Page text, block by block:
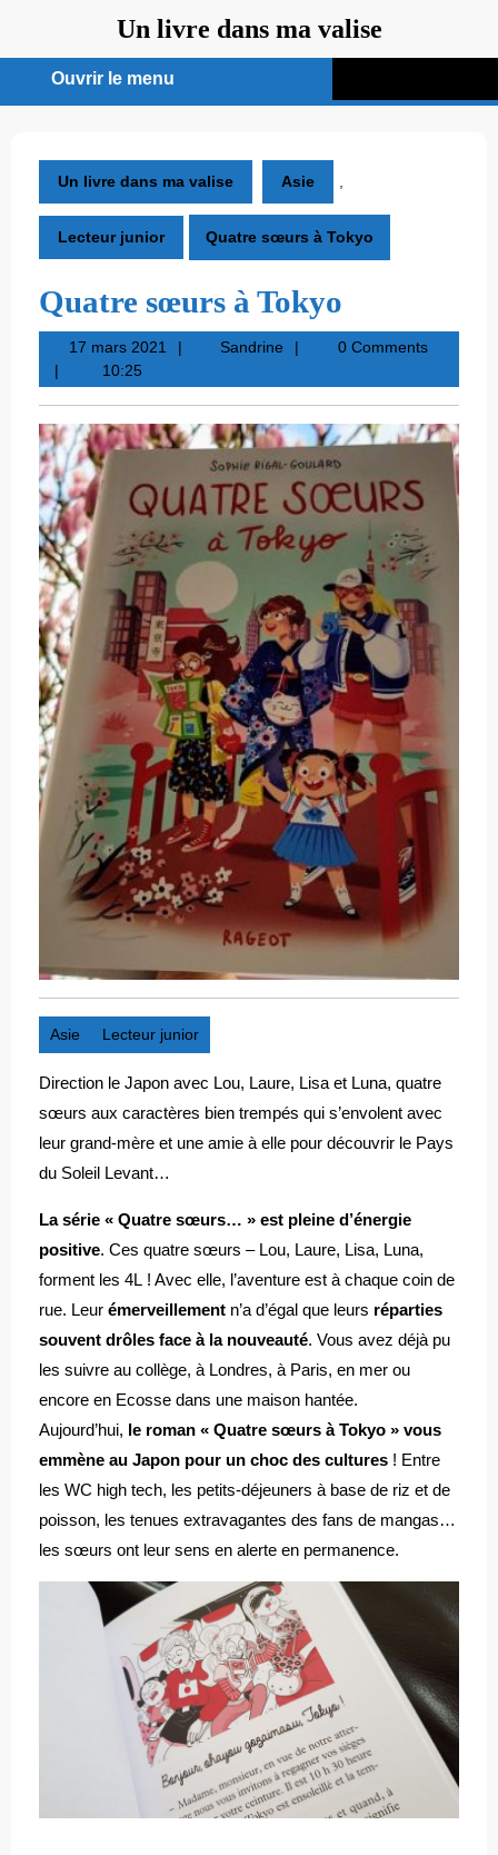
contenu
Un livre dans ma valise
Ouvrir le menu
menu
Un livre dans ma valise Asie
Lecteur junior Quatre sœurs à Tokyo
Quatre sœurs à Tokyo
17 mars 2021 17
2021
SandrineSandrine0 Comments
10:25
Asie Lecteur junior
Direction le Japon avec Lou, Laure, Lisa et Luna, quatre
sœurs aux caractères bien trempés qui s’envolent avec
leur grand-mère et une amie à elle pour découvrir le Pays
du Soleil Levant…
La série « Quatre sœurs… » est pleine d’énergie
positive. Ces quatre sœurs – Lou, Laure, Lisa, Luna,
forment les 4L ! Avec elle, l’aventure est à chaque coin de
rue. Leur émerveillement n’a d’égal que leurs réparties
souvent drôles face à la nouveauté. Vous avez déjà pu
les suivre au collège, à Londres, à Paris, en mer ou
encore en Ecosse dans une maison hantée.
Aujourd’hui, le roman « Quatre sœurs à Tokyo » vous
emmène au Japon pour un choc des cultures ! Entre
les WC high tech, les petits-déjeuners à base de riz et de
poisson, les tenues extravagantes des fans de mangas…
les sœurs ont leur sens en alerte en permanence.